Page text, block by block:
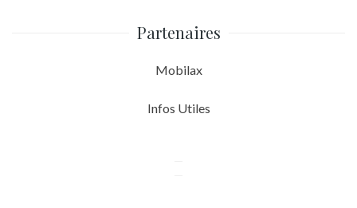
Partenaires
Mobilax
Infos Utiles